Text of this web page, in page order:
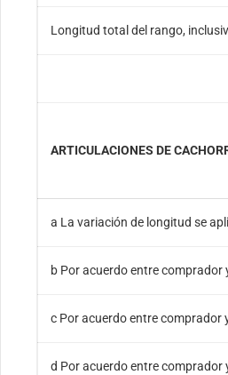
Longitud total del rango,
ARTICULACIONES DE
a La variación de longitud se
b Por acuerdo entre
c Por acuerdo entre
d Por acuerdo entre